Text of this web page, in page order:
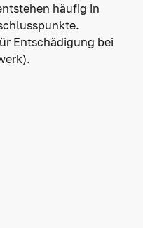
häufig in
Entschädigung bei